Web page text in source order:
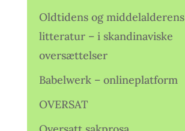
Oldtidens og middelalderens
litteratur – i skandinaviske
oversættelser
Babelwerk – onlineplatform
OVERSAT